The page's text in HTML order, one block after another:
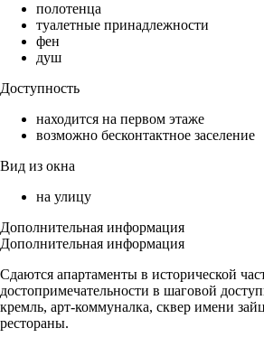
полотенца
туалетные принадлежности
фен
душ
Доступность
находится на первом этаже
возможно бесконтактное заселение
Вид из окна
на улицу
Дополнительная информация
Дополнительная информация
Сдаются апартаменты в исторической
достопримечательности в шаговой
кремль, арт-коммуналка, сквер имени
рестораны.